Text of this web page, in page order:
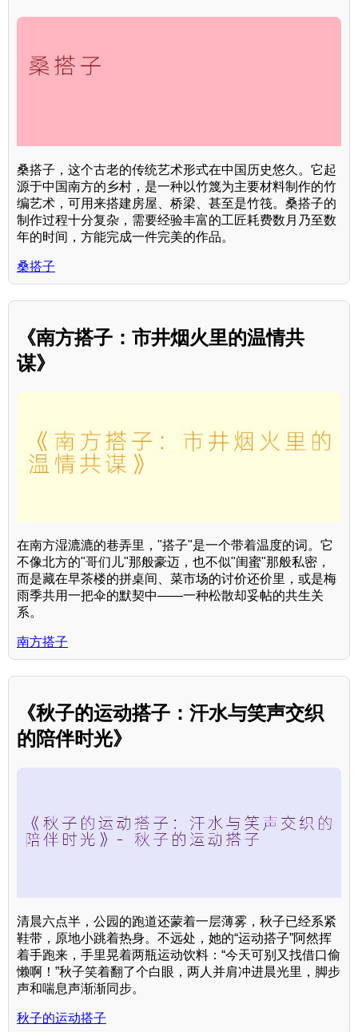
桑搭子，这个古老的传统艺术形式在中国历史悠久。它起
源于中国南方的乡村，是一种以竹篾为主要材料制作的竹
编艺术，可用来搭建房屋、桥梁、甚至是竹筏。桑搭子的
制作过程十分复杂，需要经验丰富的工匠耗费数月乃至数
年的时间，方能完成一件完美的作品。
桑搭子
《南方搭子：市井烟火里的温情共
谋》
在南方湿漉漉的巷弄里，"搭子"是一个带着温度的词。它
不像北方的"哥们儿"那般豪迈，也不似"闺蜜"那般私密，
而是藏在早茶楼的拼桌间、菜市场的讨价还价里，或是梅
雨季共用一把伞的默契中——一种松散却妥帖的共生关
系。
南方搭子
《秋子的运动搭子：汗水与笑声交织
的陪伴时光》
清晨六点半，公园的跑道还蒙着一层薄雾，秋子已经系紧
鞋带，原地小跳着热身。不远处，她的“运动搭子”阿然挥
着手跑来，手里晃着两瓶运动饮料：“今天可别又找借口偷
懒啊！”秋子笑着翻了个白眼，两人并肩冲进晨光里，脚步
声和喘息声渐渐同步。
秋子的运动搭子